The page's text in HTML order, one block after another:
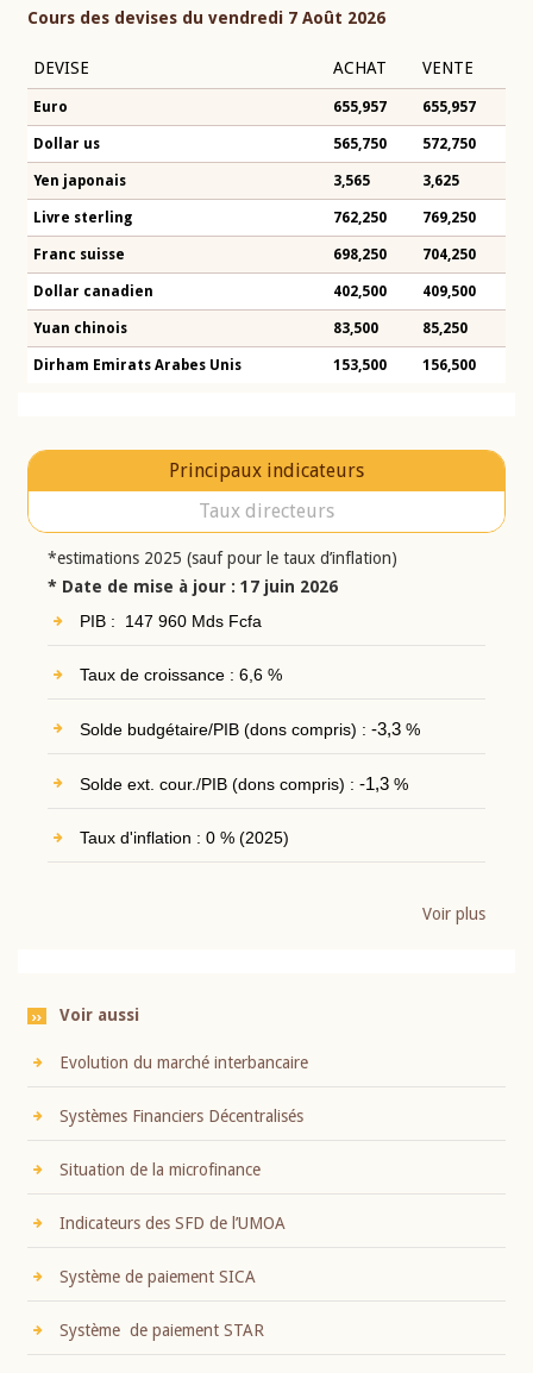
Cours des devises du vendredi 7 Août 2026
DEVISE ACHAT VENTE
Euro 655,957 655,957
Dollar us 565,750 572,750
Yen japonais 3,565 3,625
Livre sterling 762,250 769,250
Franc suisse 698,250 704,250
Dollar canadien 402,500 409,500
Yuan chinois 83,500 85,250
Dirham Emirats Arabes Unis 153,500 156,500
Principaux indicateurs
Taux directeurs
*estimations 2025 (sauf pour le taux d’inflation)
* Date de mise à jour : 17 juin 2026
PIB : 147 960 Mds Fcfa
Taux de croissance : 6,6 %
Solde budgétaire/PIB (dons compris) : -3,3%
Solde ext. cour./PIB (dons compris) : -1,3%
Taux d'inflation : 0 % (2025)
Voir plus
Voir aussi
Evolution du marché interbancaire
Systèmes Financiers Décentralisés
Situation de la microfinance
Indicateurs des SFD de l’UMOA
Système de paiement SICA
Système de paiement STAR